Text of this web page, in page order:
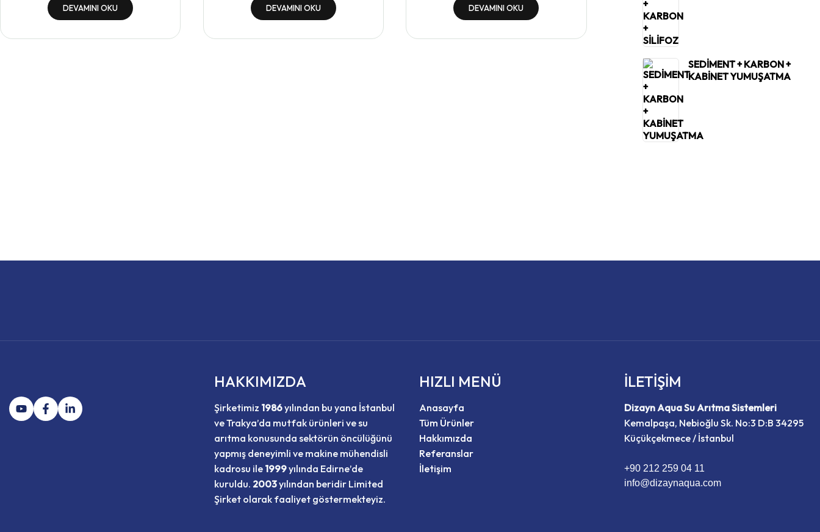
DEVAMINI OKU DEVAMINI OKU DEVAMINI OKU
SEDİMENT + KARBON +
KABİNET YUMUŞATMA
HAKKIMIZDA
Şirketimiz 1986yılından bu yana İstanbul
ve Trakya’da mutfak ürünleri ve su
arıtma konusunda sektörün öncülüğünü
yapmış deneyimli ve makine mühendisli
kadrosu ile 1999yılında Edirne’de
kuruldu. 2003yılından beridir Limited
Şirket olarak faaliyet göstermekteyiz.
HIZLI MENÜ
Anasayfa
Tüm Ürünler
Hakkımızda
Referanslar
İletişim
İLETİŞİM
Dizayn Aqua Su Arıtma Sistemleri
Kemalpaşa, Nebioğlu Sk. No:3 D:B 34295
Küçükçekmece / İstanbul
+90 212 259 04 11
info@dizaynaqua.com